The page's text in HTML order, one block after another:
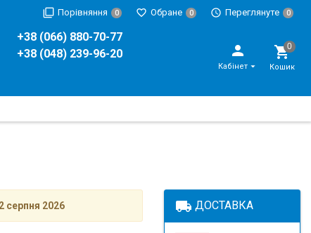
Порівняння 0 Обране 0 Переглянуте 0
+38 (066) 880-70-77
+38 (048) 239-96-20
Кабінет Кошик
серпня 2026 local_shipping ДОСТАВКА